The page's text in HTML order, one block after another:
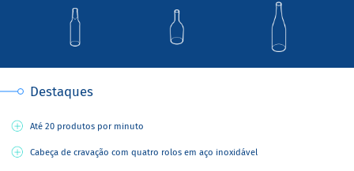
Destaques
Até 20 produtos por minuto
Cabeça de cravação com quatro rolos em aço inoxidável